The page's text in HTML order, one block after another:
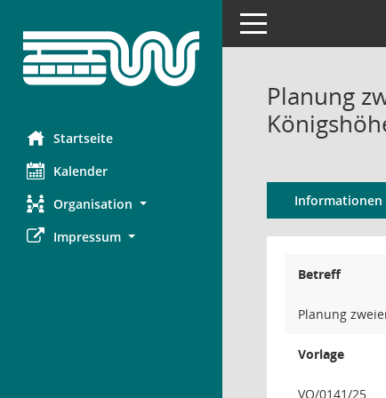
Startseite
Kalender
Organisation
Impressum
Toggle navigation
Planung
Informationen
Betreff
Planung
Vorlage
VO/0141/25